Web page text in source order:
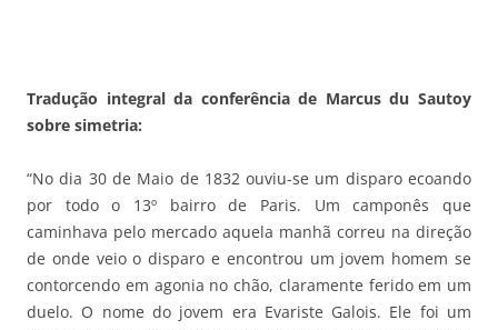
Tradução integral da conferência de Marcus du Sautoy
sobre simetria:
“No dia 30 de Maio de 1832 ouviu-se um disparo ecoando
por todo o 13º bairro de Paris. Um camponês que
caminhava pelo mercado aquela manhã correu na direção
de onde veio o disparo e encontrou um jovem homem se
contorcendo em agonia no chão, claramente ferido em um
duelo. O nome do jovem era Evariste Galois. Ele foi um